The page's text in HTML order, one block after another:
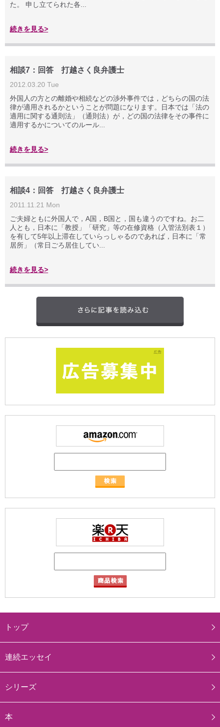
た。 申し立てられた各...
続きを見る>
相談7：回答 打越さく良弁護士
2012.03.20 Tue
外国人の方との離婚や相続などの渉外事件では，どちらの国の法
律が適用されるかということが問題になります。日本では「法の
適用に関する通則法」（通則法）が，どの国の法律をその事件に
適用するかについてのルール...
続きを見る>
相談4：回答 打越さく良弁護士
2011.11.21 Mon
ご夫婦ともに外国人で，A国，B国と，国も違うのですね。お二
人とも，日本に「教授」「研究」等の在修資格（入管法別表１）
を有して5年以上滞在していらっしゃるのであれば，日本に「常
居所」（常日ごろ居住してい...
続きを見る>
トップ
連続エッセイ
シリーズ
本